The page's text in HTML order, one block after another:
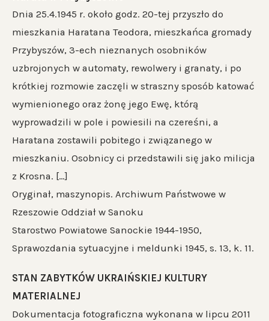
Dnia 25.4.1945 r. około godz. 20-tej przyszło do
mieszkania Haratana Teodora, mieszkańca gromady
Przybyszów, 3-ech nieznanych osobników
uzbrojonych w automaty, rewolwery i granaty, i po
krótkiej rozmowie zaczęli w straszny sposób katować
wymienionego oraz żonę jego Ewę, którą
wyprowadzili w pole i powiesili na czereśni, a
Haratana zostawili pobitego i związanego w
mieszkaniu. Osobnicy ci przedstawili się jako milicja
z Krosna. […]
Oryginał, maszynopis. Archiwum Państwowe w
Rzeszowie Oddział w Sanoku
Starostwo Powiatowe Sanockie 1944-1950,
Sprawozdania sytuacyjne i meldunki 1945, s. 13, k. 11.
STAN ZABYTKÓW UKRAIŃSKIEJ KULTURY
MATERIALNEJ
Dokumentacja fotograficzna wykonana w lipcu 2011